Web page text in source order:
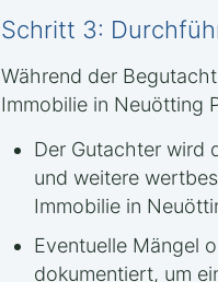
Schritt 3:
Während der
Immobilie in Neuötting
Der Gutachter wird
und weitere
Immobilie in
Eventuelle Mängel
dokumentiert, um